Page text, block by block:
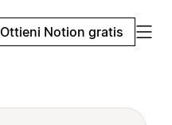
Ottieni Notion gratis